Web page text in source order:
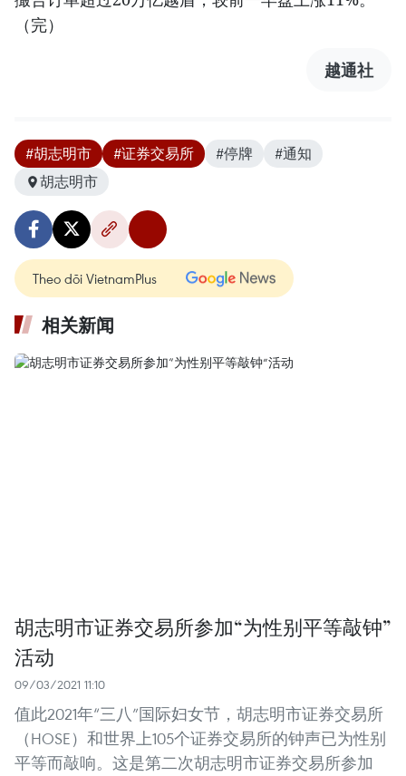
（完）
越通社
#胡志明市 #证券交易所 #停牌
#通知
胡志明市
Theo dõi VietnamPlus
相关新闻
胡志明市证券交易所参加“为性别平等敲钟”
活动
09/03/2021 11:10
值此2021年“三八”国际妇女节，胡志明市证券交易所
（HOSE）和世界上105个证券交易所的钟声已为性别
平等而敲响。这是第二次胡志明市证券交易所参加